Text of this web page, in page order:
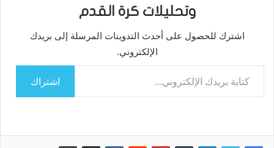
وتحليلات كرة القدم
اشترك للحصول على أحدث التدوينات المرسلة إلى بريدك
الإلكتروني.
كتابة بريدك الإلكتروني...
اشتراك